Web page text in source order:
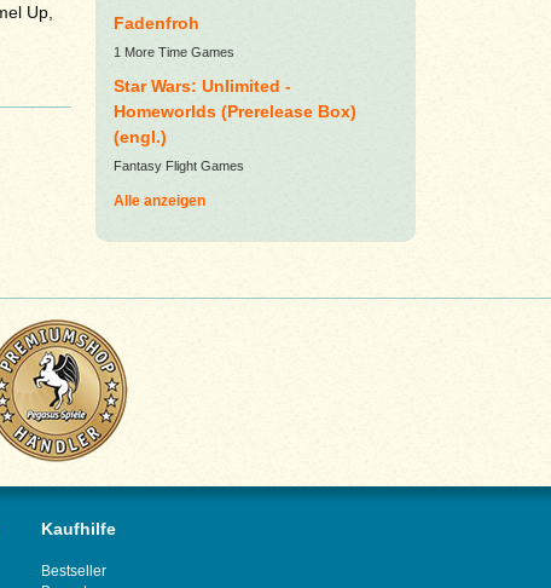
Up,
Fadenfroh
1 More Time Games
Star Wars: Unlimited -
Homeworlds (Prerelease Box)
(engl.)
Fantasy Flight Games
Alle anzeigen
Kaufhilfe
Bestseller